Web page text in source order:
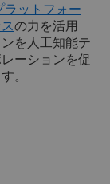
ラットフォー
の力を活用
を人工知能テ
ーションを促
。